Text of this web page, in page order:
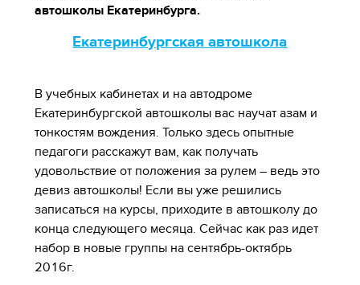
автошколы Екатеринбурга.
Екатеринбургская автошкола
В учебных кабинетах и на автодроме
Екатеринбургской автошколы вас научат азам и
тонкостям вождения. Только здесь опытные
педагоги расскажут вам, как получать
удовольствие от положения за рулем – ведь это
девиз автошколы! Если вы уже решились
записаться на курсы, приходите в автошколу до
конца следующего месяца. Сейчас как раз идет
набор в новые группы на сентябрь-октябрь
2016г.